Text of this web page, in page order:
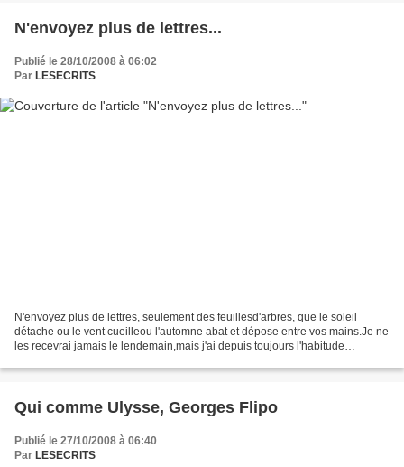
N'envoyez plus de lettres...
Publié le 28/10/2008 à 06:02
Par LESECRITS
N'envoyez plus de lettres, seulement des feuillesd'arbres, que le soleil
détache ou le vent cueilleou l'automne abat et dépose entre vos mains.Je ne
les recevrai jamais le lendemain,mais j'ai depuis toujours l'habitude
Qui comme Ulysse, Georges Flipo
Publié le 27/10/2008 à 06:40
Par LESECRITS